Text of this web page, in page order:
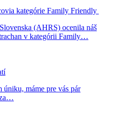
kategórie Family Friendly
(AHRS) ocenila náš
v kategórii Family…
máme pre vás pár
za…